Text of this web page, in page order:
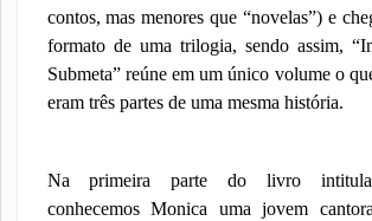
contos, mas menores que “novelas”) e
formato de uma trilogia, sendo assim,
Submeta” reúne em um único volume o
eram três partes de uma mesma história.
Na primeira parte do livro
conhecemos Monica uma jovem